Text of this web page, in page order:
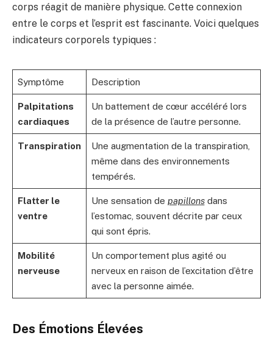
corps réagit de manière physique. Cette connexion
entre le corps et l’esprit est fascinante. Voici quelques
indicateurs corporels typiques :
Symptôme Description
Palpitations
cardiaques
Un battement de cœur accéléré lors
de la présence de l’autre personne.
Transpiration
Une augmentation de la transpiration,
même dans des environnements
tempérés.
Flatter le
ventre
Une sensation de papillonsdans
l’estomac, souvent décrite par ceux
qui sont épris.
Mobilité
nerveuse
Un comportement plus agité ou
nerveux en raison de l’excitation d’être
avec la personne aimée.
Des Émotions Élevées